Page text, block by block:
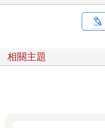
「換了思潮，就應換了腦袋？
大利益是公司的天職也是神聖
造利潤）為唯一目的，所以公
並善盡企業社會責任（
相關主題